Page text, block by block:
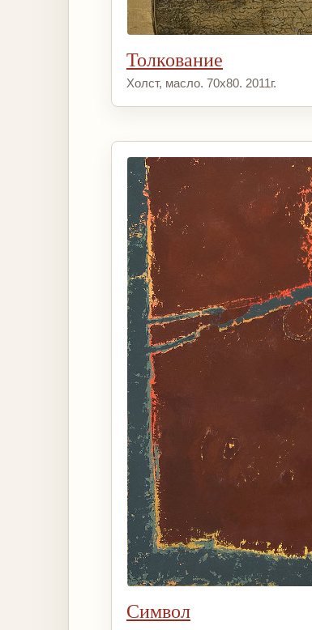
Толкование
Холст, масло. 70х80. 2011г.
Символ